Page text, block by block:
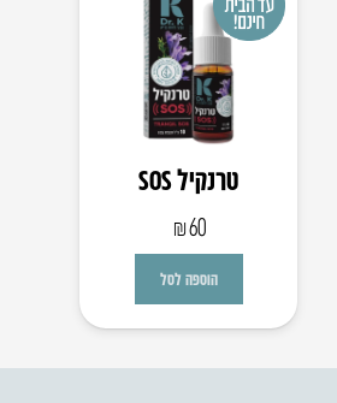
טרנקיל SOS
₪60
הוספה לסל